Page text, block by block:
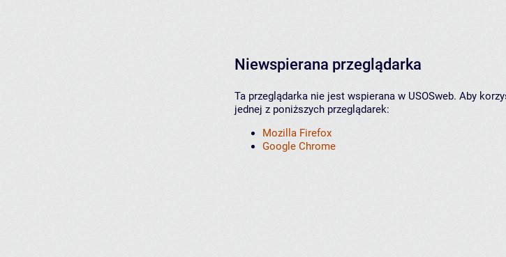
Niewspierana przeglądarka
Ta przeglądarka nie jest wspierana w USOSweb. Aby
jednej z poniższych przeglądarek:
Mozilla Firefox
Google Chrome